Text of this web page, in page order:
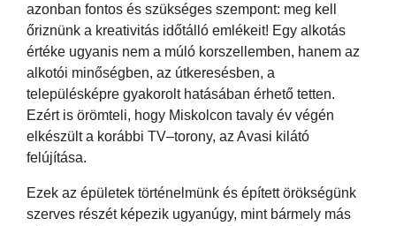
azonban fontos és szükséges szempont: meg kell
őriznünk a kreativitás időtálló emlékeit! Egy alkotás
értéke ugyanis nem a múló korszellemben, hanem az
alkotói minőségben, az útkeresésben, a
településképre gyakorolt hatásában érhető tetten.
Ezért is örömteli, hogy Miskolcon tavaly év végén
elkészült a korábbi TV–torony, az Avasi kilátó
felújítása.
Ezek az épületek történelmünk és épített örökségünk
szerves részét képezik ugyanúgy, mint bármely más